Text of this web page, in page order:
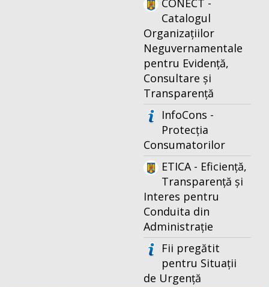
CONECT -
Catalogul
Organizațiilor
Neguvernamentale
pentru Evidență,
Consultare și
Transparență
InfoCons -
Protecția
Consumatorilor
ETICA - Eficiență,
Transparență și
Interes pentru
Conduita din
Administrație
Fii pregătit
pentru Situații
de Urgență